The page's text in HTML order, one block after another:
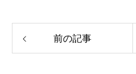
前の記事